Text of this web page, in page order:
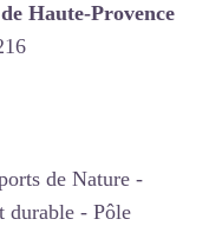
Haute-Provence
de Nature -
durable - Pôle